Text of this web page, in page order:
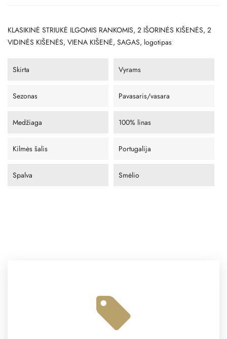
KLASIKINĖ STRIUKĖ ILGOMIS RANKOMIS, 2 IŠORINĖS KIŠENĖS, 2 ​​
VIDINĖS KIŠENĖS, VIENA KIŠENĖ, SAGAS, logotipas
Skirta Vyrams
Sezonas Pavasaris/vasara
Medžiaga 100% linas
Kilmės šalis Portugalija
Spalva Smėlio